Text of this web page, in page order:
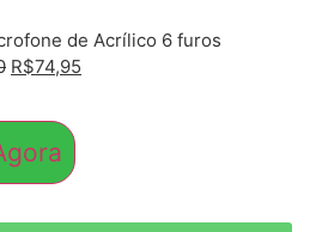
de Acrílico 6 furos
R$74,95